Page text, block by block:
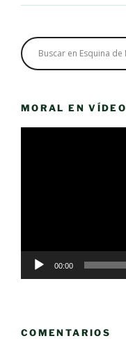
MORAL EN VÍDEO
00:00
COMENTARIOS